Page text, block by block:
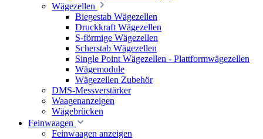
Wägezellen
Biegestab Wägezellen
Druckkraft Wägezellen
S-förmige Wägezellen
Scherstab Wägezellen
Single Point Wägezellen - Plattformwägezellen
Wägemodule
Wägezellen Zubehör
DMS-Messverstärker
Waagenanzeigen
Wägebrücken
Feinwaagen
Feinwaagen anzeigen